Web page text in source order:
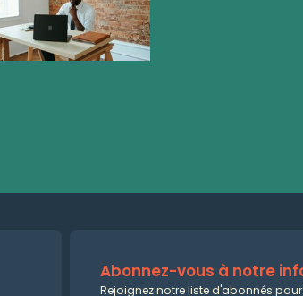
Abonnez-vous à notre
Rejoignez notre liste d'abonnés